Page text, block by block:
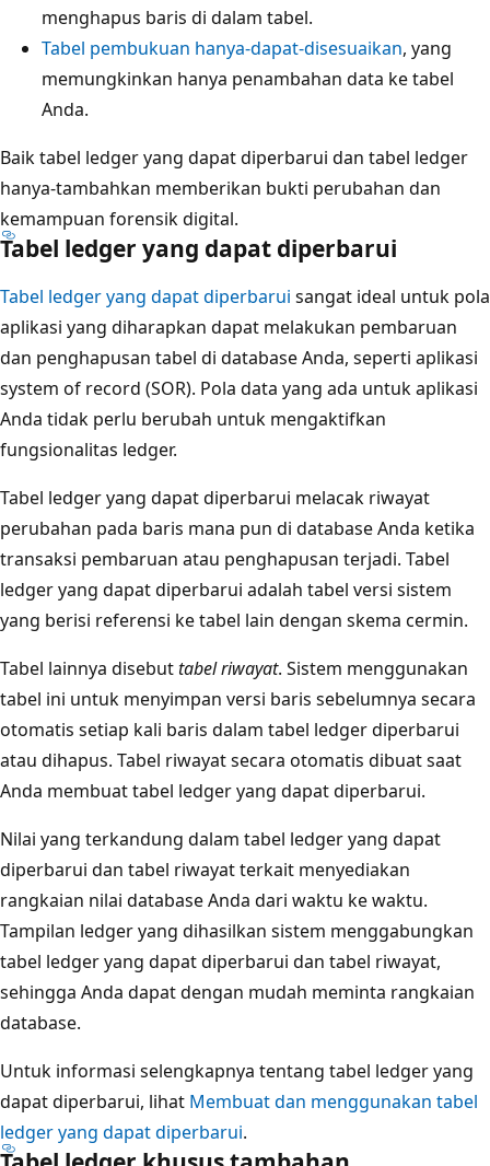
menghapus baris di dalam tabel.
Tabel pembukuan hanya-dapat-disesuaikan, yang
memungkinkan hanya penambahan data ke tabel
Anda.
Baik tabel ledger yang dapat diperbarui dan tabel ledger
hanya-tambahkan memberikan bukti perubahan dan
kemampuan forensik digital.
Tabel ledger yang dapat diperbarui
Tabel ledger yang dapat diperbarui sangat ideal untuk pola
aplikasi yang diharapkan dapat melakukan pembaruan
dan penghapusan tabel di database Anda, seperti aplikasi
system of record (SOR). Pola data yang ada untuk aplikasi
Anda tidak perlu berubah untuk mengaktifkan
fungsionalitas ledger.
Tabel ledger yang dapat diperbarui melacak riwayat
perubahan pada baris mana pun di database Anda ketika
transaksi pembaruan atau penghapusan terjadi. Tabel
ledger yang dapat diperbarui adalah tabel versi sistem
yang berisi referensi ke tabel lain dengan skema cermin.
Tabel lainnya disebuttabel riwayat. Sistem menggunakan
tabel ini untuk menyimpan versi baris sebelumnya secara
otomatis setiap kali baris dalam tabel ledger diperbarui
atau dihapus. Tabel riwayat secara otomatis dibuat saat
Anda membuat tabel ledger yang dapat diperbarui.
Nilai yang terkandung dalam tabel ledger yang dapat
diperbarui dan tabel riwayat terkait menyediakan
rangkaian nilai database Anda dari waktu ke waktu.
Tampilan ledger yang dihasilkan sistem menggabungkan
tabel ledger yang dapat diperbarui dan tabel riwayat,
sehingga Anda dapat dengan mudah meminta rangkaian
database.
Untuk informasi selengkapnya tentang tabel ledger yang
dapat diperbarui, lihat Membuat dan menggunakan tabel
ledger yang dapat diperbarui.